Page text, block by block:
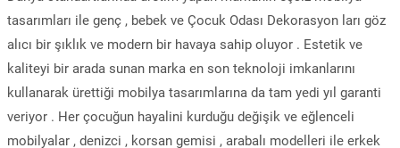
tasarımları ile genç , bebek ve Çocuk Odası Dekorasyon ları göz
alıcı bir şıklık ve modern bir havaya sahip oluyor . Estetik ve
kaliteyi bir arada sunan marka en son teknoloji imkanlarını
kullanarak ürettiği mobilya tasarımlarına da tam yedi yıl garanti
veriyor . Her çocuğun hayalini kurduğu değişik ve eğlenceli
mobilyalar , denizci , korsan gemisi , arabalı modelleri ile erkek